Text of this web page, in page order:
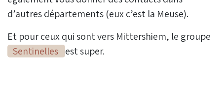
d’autres départements (eux c’est la Meuse).
Et pour ceux qui sont vers Mittershiem, le groupe
Sentinelles est super.